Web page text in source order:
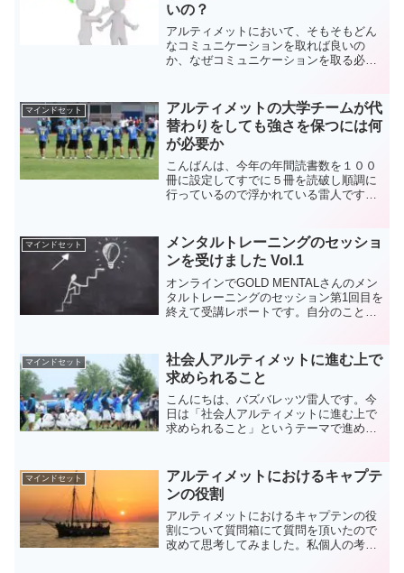
いの？
アルティメットにおいて、そもそもどん
なコミュニケーションを取れば良いの
か、なぜコミュニケーションを取る必要
マインドセット
アルティメットの大学チームが代
替わりをしても強さを保つには何
が必要か
こんばんは、今年の年間読書数を１００
冊に設定してすでに５冊を読破し順調に
行っているので浮かれている雷人です。
必要かを考えてみます。質問いただきま
した。（遅くなってすいま...
マインドセット
メンタルトレーニングのセッショ
ンを受けました Vol.1
オンラインでGOLD MENTALさんのメン
タルトレーニングのセッション第1回目を
終えて受講レポートです。自分のことを
マインドセット
社会人アルティメットに進む上で
求められること
こんにちは、バズバレッツ雷人です。今
日は「社会人アルティメットに進む上で
求められること」というテーマで進めて
に進む際、求められるものはどんなこと
ですか？学生アルティメッ...
マインドセット
アルティメットにおけるキャプテ
ンの役割
アルティメットにおけるキャプテンの役
割について質問箱にて質問を頂いたので
改めて思考してみました。私個人の考え